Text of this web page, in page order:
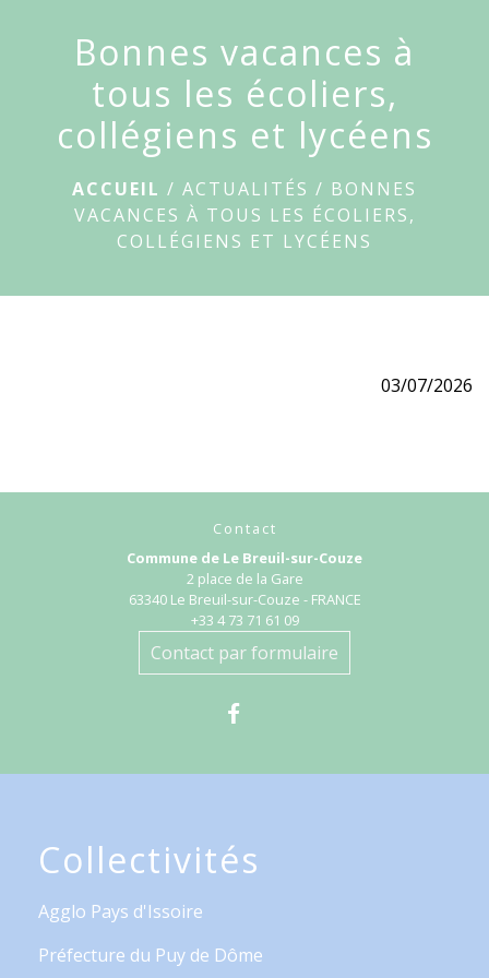
Breuil-
Couze
Bonnes vacances à
tous les écoliers,
collégiens et lycéens
ACCUEIL / ACTUALITÉS / BONNES
VACANCES À TOUS LES ÉCOLIERS,
COLLÉGIENS ET LYCÉENS
03/07/2026
Contact
Commune de Le Breuil-sur-Couze
2 place de la Gare
63340 Le Breuil-sur-Couze - FRANCE
+33 4 73 71 61 09
Contact par formulaire
Collectivités
Agglo Pays d'Issoire
Préfecture du Puy de Dôme